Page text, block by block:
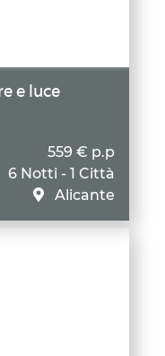
e luce
559 € p.p
6 Notti - 1 Città
Alicante